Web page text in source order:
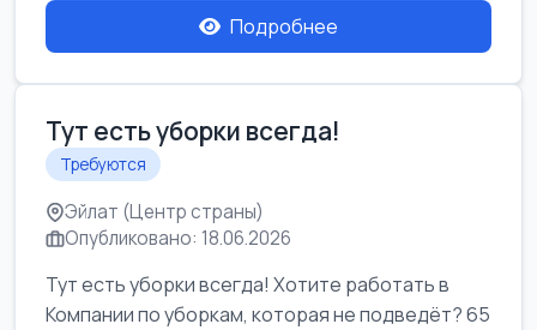
Подробнее
Тут есть уборки всегда!
Требуются
Эйлат (Центр страны)
Опубликовано: 18.06.2026
Тут есть уборки всегда! Хотите работать в
Компании по уборкам, которая не подведёт? 65